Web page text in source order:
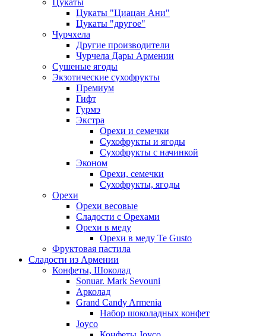
Цукаты
Цукаты "Циацан Ани"
Цукаты "другое"
Чурчхела
Другие производители
Чурчела Дары Армении
Сушеные ягоды
Экзотические сухофрукты
Премиум
Гифт
Гурмэ
Экстра
Орехи и семечки
Сухофрукты и ягоды
Сухофрукты с начинкой
Эконом
Орехи, семечки
Сухофрукты, ягоды
Орехи
Орехи весовые
Сладости с Орехами
Орехи в меду
Орехи в меду Te Gusto
Фруктовая пастила
Сладости из Армении
Конфеты, Шоколад
Sonuar. Mark Sevouni
Арколад
Grand Candy Armenia
Набор шоколадных конфет
Joyco